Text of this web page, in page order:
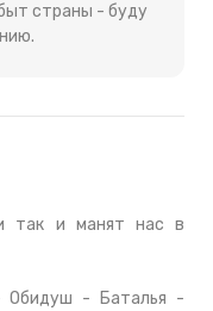
страны - буду
так и манят нас в
- Баталья -